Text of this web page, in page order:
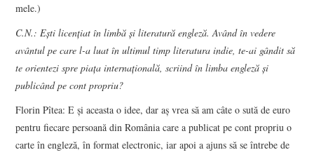
mele.)
C.N.: Ești licenţiat în limbă şi literatură engleză. Având în vedere
avântul pe care l-a luat în ultimul timp literatura indie, te-ai gândit să
te orientezi spre piața internațională, scriind în limba engleză și
publicând pe cont propriu?
Florin Pîtea: E și aceasta o idee, dar aș vrea să am câte o sută de euro
pentru fiecare persoană din România care a publicat pe cont propriu o
carte în engleză, în format electronic, iar apoi a ajuns să se întrebe de